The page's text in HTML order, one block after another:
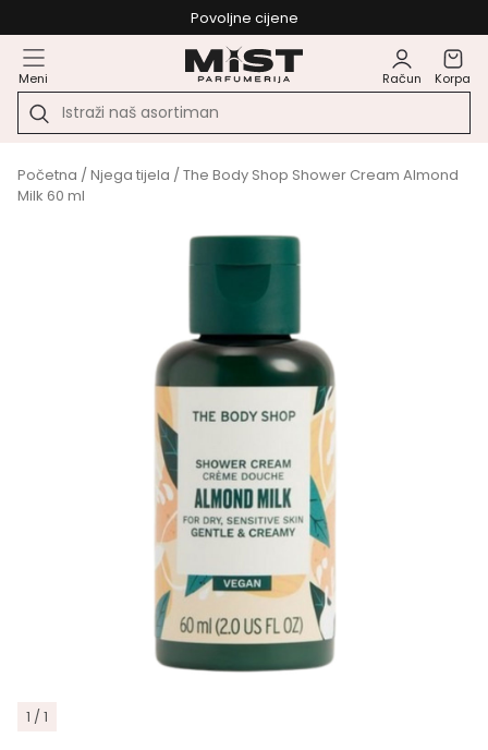
Povoljne cijene
Meni Račun Korpa
Početna /Njega tijela / The Body Shop Shower Cream Almond
Milk 60 ml
1 / 1